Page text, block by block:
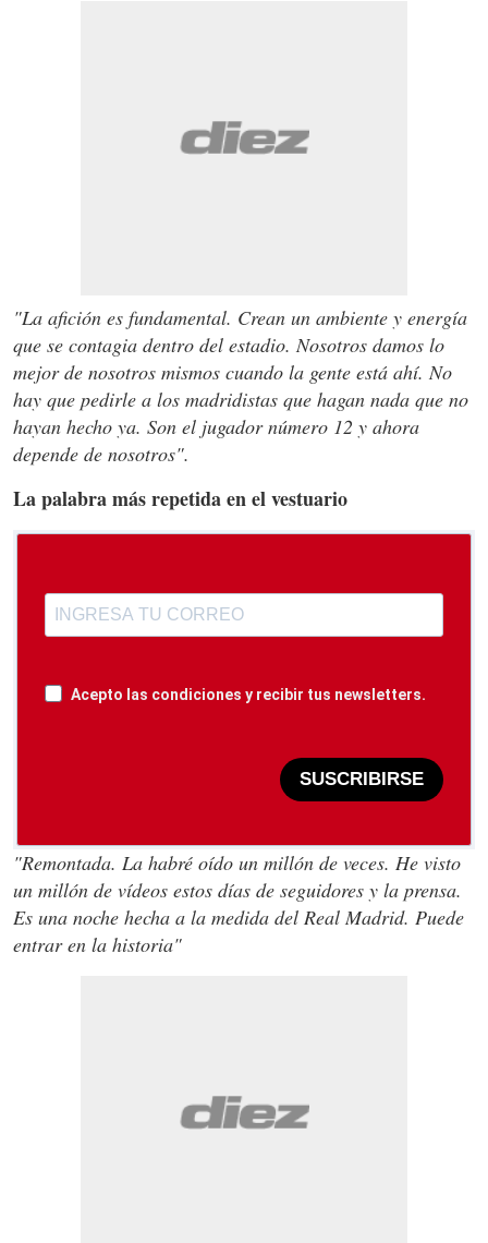
"La afición es fundamental. Crean un ambiente y energía
que se contagia dentro del estadio. Nosotros damos lo
mejor de nosotros mismos cuando la gente está ahí. No
hay que pedirle a los madridistas que hagan nada que no
hayan hecho ya. Son el jugador número 12 y ahora
depende de nosotros".
La palabra más repetida en el vestuario
Acepto las condiciones y recibir tus newsletters.
SUSCRIBIRSE
"Remontada. La habré oído un millón de veces. He visto
un millón de vídeos estos días de seguidores y la prensa.
Es una noche hecha a la medida del Real Madrid. Puede
entrar en la historia"